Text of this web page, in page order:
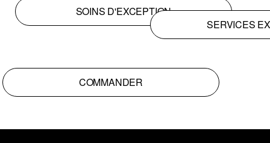
SOINS D'EXCEPTION
SERVICES
COMMANDER